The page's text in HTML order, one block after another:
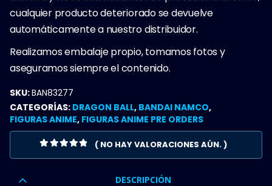
cualquier producto deteriorado se devuelve
automáticamente a nuestro distribuidor.
Realizamos embalaje propio, tomamos fotos y
aseguramos siempre el contenido.
SKU:BAN83277
CATEGORÍAS: DRAGON BALL, BANDAI NAMCO,
FIGURAS ANIME, FIGURAS ANIME PRE ORDERS
( NO HAY VALORACIONES AÚN. )
DESCRIPCIÓN